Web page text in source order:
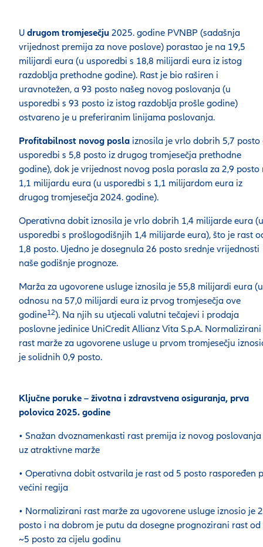
U drugom tromjesečju 2025. godine PVNBP (sadašnja
vrijednost premija za nove poslove) porastao je na 19,5
milijardi eura (u usporedbi s 18,8 milijardi eura iz istog
razdoblja prethodne godine). Rast je bio raširen i
uravnotežen, a 93 posto našeg novog poslovanja (u
usporedbi s 93 posto iz istog razdoblja prošle godine)
ostvareno je u preferiranim linijama poslovanja.
Profitabilnost novog posla iznosila je vrlo dobrih 5,7 posto
usporedbi s 5,8 posto iz drugog tromjesečja prethodne
godine), dok je vrijednost novog posla porasla za 2,9 posto
1,1 milijardu eura (u usporedbi s 1,1 milijardom eura iz
drugog tromjesečja 2024. godine).
Operativna dobit iznosila je vrlo dobrih 1,4 milijarde eura (u
usporedbi s prošlogodišnjih 1,4 milijarde eura), što je rast
1,8 posto. Ujedno je dosegnula 26 posto srednje vrijednosti
naše godišnje prognoze.
Marža za ugovorene usluge iznosila je 55,8 milijardi eura (u
odnosu na 57,0 milijardi eura iz prvog tromjesečja ove
godine12). Na njih su utjecali valutni tečajevi i prodaja
poslovne jedinice UniCredit Allianz Vita S.p.A. Normalizirani
rast marže za ugovorene usluge u prvom tromjesečju
je solidnih 0,9 posto.
Ključne poruke – životna i zdravstvena osiguranja, prva
polovica 2025. godine
• Snažan dvoznamenkasti rast premija iz novog poslovanja
uz atraktivne marže
• Operativna dobit ostvarila je rast od 5 posto raspoređen
većini regija
• Normalizirani rast marže za ugovorene usluge iznosio je
posto i na dobrom je putu da dosegne prognozirani rast od
~5 posto za cijelu godinu